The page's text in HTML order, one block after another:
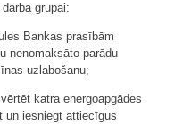
grupai:
Bankas prasībām
nenomaksāto parādu
uzlabošanu;
katra energoapgādes
un iesniegt attiecīgus